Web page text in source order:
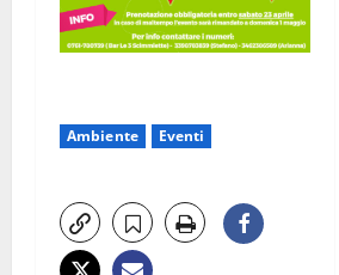
Ambiente Eventi